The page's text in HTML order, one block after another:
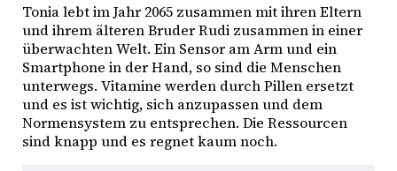
Tonia lebt im Jahr 2065 zusammen mit ihren Eltern
und ihrem älteren Bruder Rudi zusammen in einer
überwachten Welt. Ein Sensor am Arm und ein
Smartphone in der Hand, so sind die Menschen
unterwegs. Vitamine werden durch Pillen ersetzt
und es ist wichtig, sich anzupassen und dem
Normensystem zu entsprechen. Die Ressourcen
sind knapp und es regnet kaum noch.